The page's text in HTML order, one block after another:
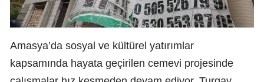
Amasya’da sosyal ve kültürel yatırımlar
kapsamında hayata geçirilen cemevi projesinde